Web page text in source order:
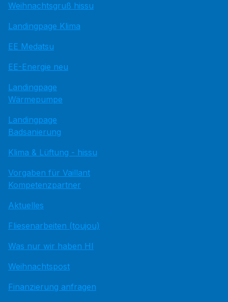
Weihnachtsgruß hissu
Landingpage Klima
EE Medatsu
EE-Energie neu
Landingpage
Wärmepumpe
Landingpage
Badsanierung
Klima & Lüftung - hissu
Vorgaben für Vaillant
Kompetenzpartner
Aktuelles
Fliesenarbeiten (toujou)
Was nur wir haben HI
Weihnachtspost
Finanzierung anfragen